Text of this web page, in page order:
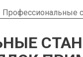
Профессиональные